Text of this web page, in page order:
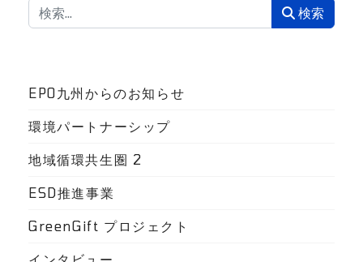
検索 検索
EPO九州からのお知らせ
環境パートナーシップ
地域循環共生圏 2
ESD推進事業
GreenGift プロジェクト
インタビュー